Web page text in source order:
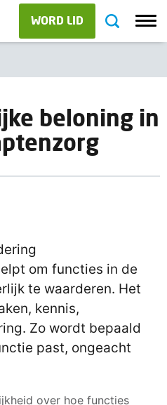
WORD LID
beloning in
om functies in de
te waarderen. Het
kennis,
Zo wordt bepaald
past, ongeacht
over hoe functies